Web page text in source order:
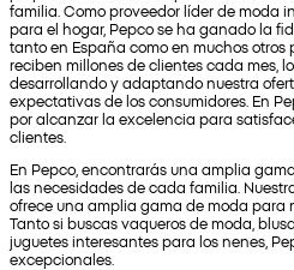
familia. Como proveedor líder de moda
para el hogar, Pepco se ha ganado la
tanto en España como en muchos otros
reciben millones de clientes cada mes,
desarrollando y adaptando nuestra
expectativas de los consumidores. En
por alcanzar la excelencia para
clientes.
En Pepco, encontrarás una amplia
las necesidades de cada familia.
ofrece una amplia gama de moda para
Tanto si buscas vaqueros de moda,
juguetes interesantes para los nenes,
excepcionales.